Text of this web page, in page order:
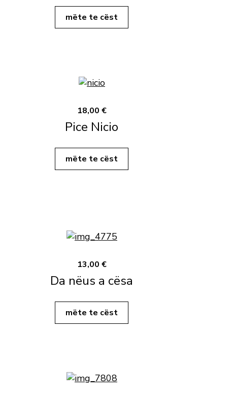
mëte te cëst
18,00 €
Pice Nicio
mëte te cëst
13,00 €
Da nëus a cësa
mëte te cëst